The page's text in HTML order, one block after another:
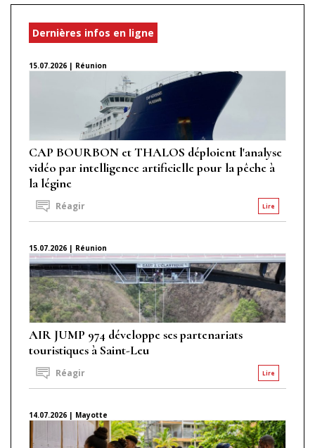
Dernières infos en ligne
15.07.2026 | Réunion
CAP BOURBON et THALOS déploient l'analyse
vidéo par intelligence artificielle pour la pêche à
la légine
Lire
Réagir
15.07.2026 | Réunion
AIR JUMP 974 développe ses partenariats
touristiques à Saint-Leu
Lire
Réagir
14.07.2026 | Mayotte